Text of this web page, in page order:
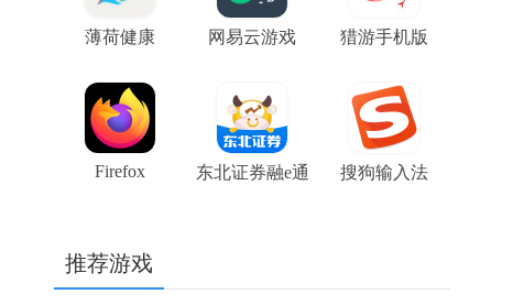
薄荷健康 网易云游戏 猎游手机版
Firefox 东北证券融e通 搜狗输入法
推荐游戏